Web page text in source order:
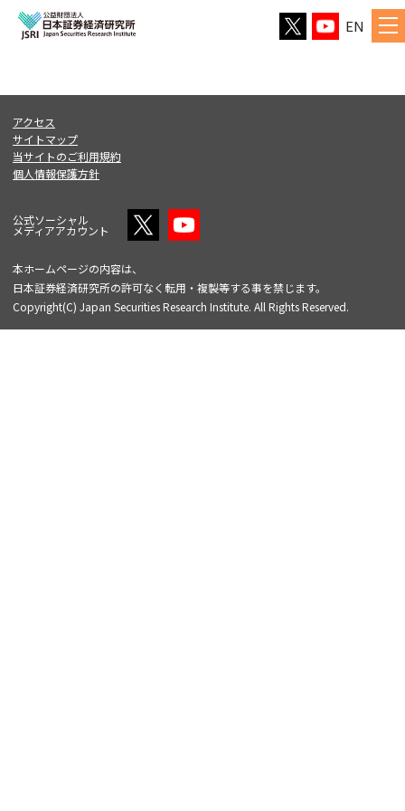
EN
アクセス
サイトマップ
当サイトのご利用規約
個人情報保護方針
公式ソーシャル
メディアアカウント
本ホームページの内容は、
日本証券経済研究所の許可なく転用・複製等する事を禁じます。
Copyright(C) Japan Securities Research Institute. All Rights Reserved.